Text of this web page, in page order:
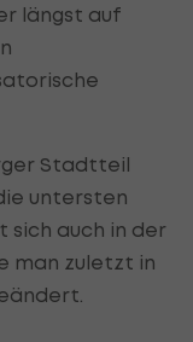
längst auf
Stadtteil
untersten
sich auch in der
man zuletzt in